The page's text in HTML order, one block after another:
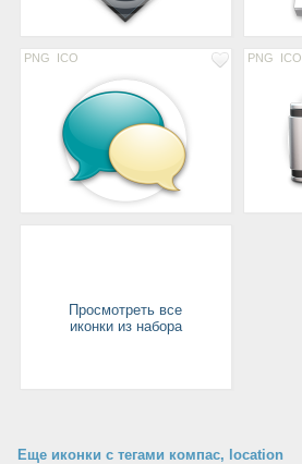
PNG ICO PNG ICO
Просмотреть все
иконки из набора
Еще иконки с тегами компас, location